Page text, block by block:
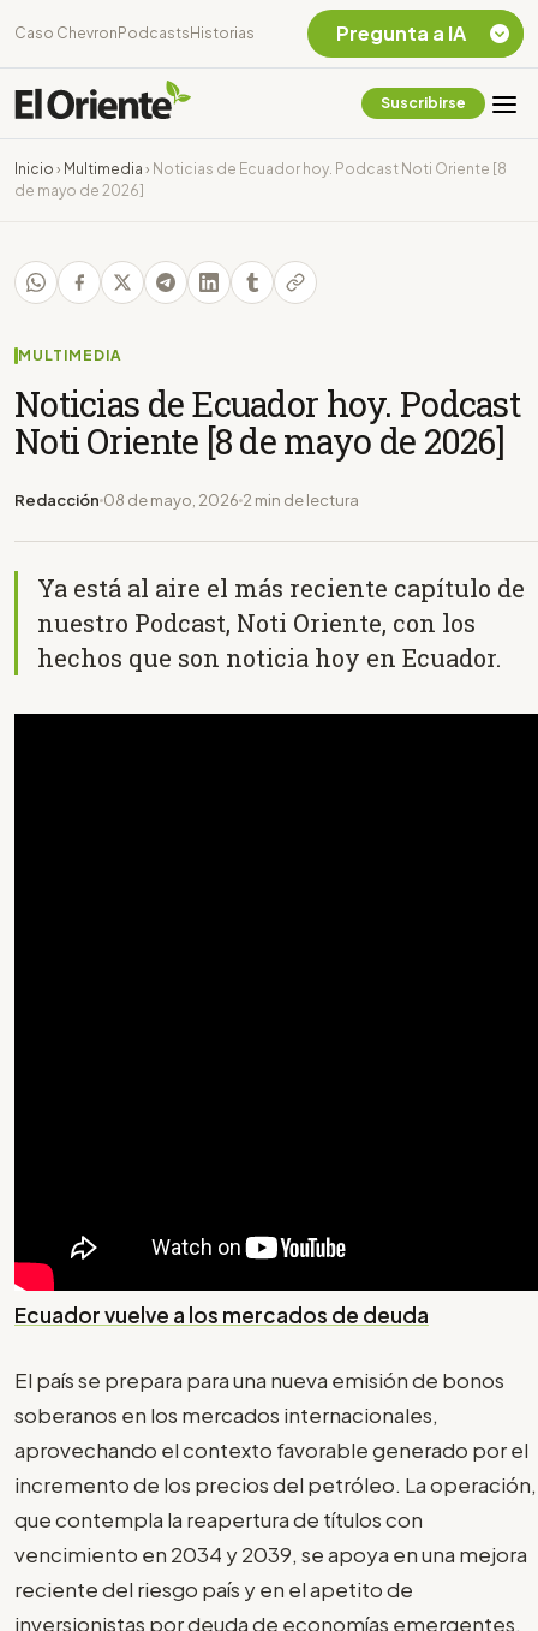
Caso Chevron Podcasts Historias
Suscribirse
Inicio › Multimedia › Noticias de Ecuador hoy. Podcast Noti Oriente [8
de mayo de 2026]
MULTIMEDIA
Noticias de Ecuador hoy. Podcast
Noti Oriente [8 de mayo de 2026]
Redacción 08 de mayo, 2026 2 min de lectura
Ya está al aire el más reciente capítulo de
nuestro Podcast, Noti Oriente, con los
hechos que son noticia hoy en Ecuador.
Ecuador vuelve a los mercados de deuda
El país se prepara para una nueva emisión de bonos
soberanos en los mercados internacionales,
aprovechando el contexto favorable generado por el
incremento de los precios del petróleo. La operación,
que contempla la reapertura de títulos con
vencimiento en 2034 y 2039, se apoya en una mejora
reciente del riesgo país y en el apetito de
inversionistas por deuda de economías emergentes.
Pregunta a IA
Chevron Ecuador